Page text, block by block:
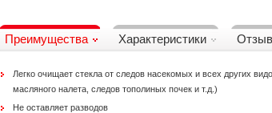
Преимущества Характеристики
Легко очищает стекла от следов насекомых и всех других
масляного налета, следов тополиных почек и т.д.)
Не оставляет разводов